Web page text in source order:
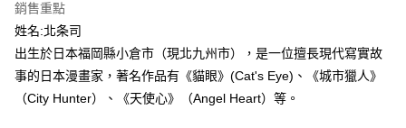
ATM／網路銀行／等多元方式進行付款，方視為交易完成。
※ 請注意：結帳手續完成當下不需立刻繳費，但若您需要取消訂單，請聯絡
購買商品的店家。未經商家同意取消之訂單仍視為有效，需透過AFTEE先享
後付繳納相關費用。
※ 交易是否成功請以「AFTEE先享後付 」之結帳頁面顯示為準，若有關於
是否繳費成功／繳費後需取消欲退款等相關疑問，請聯繫「AFTEE先享後付
每筆NT$80，滿NT$500(含以上)免運費
付款後萊爾富取貨
每筆NT$80，滿NT$500(含以上)免運費
銷售重點
姓名:北条司
出生於日本福岡縣小倉市（現北九州市），是一位擅長現代寫實故
事的日本漫畫家，著名作品有《貓眼》(Cat's Eye)、《城市獵人》
（City Hunter）、《天使心》（Angel Heart）等。